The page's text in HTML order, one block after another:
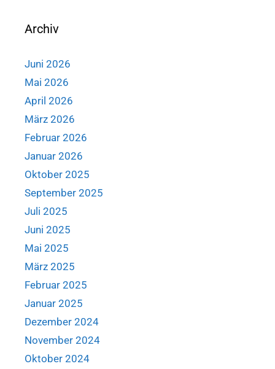
Archiv
Juni 2026
Mai 2026
April 2026
März 2026
Februar 2026
Januar 2026
Oktober 2025
September 2025
Juli 2025
Juni 2025
Mai 2025
März 2025
Februar 2025
Januar 2025
Dezember 2024
November 2024
Oktober 2024